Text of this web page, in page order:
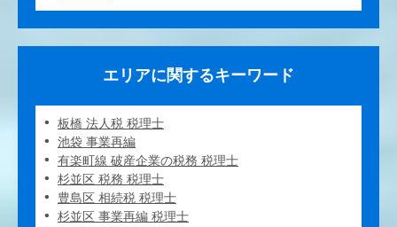
エリアに関するキーワード
板橋 法人税 税理士
池袋 事業再編
有楽町線 破産企業の税務 税理士
杉並区 税務 税理士
豊島区 相続税 税理士
杉並区 事業再編 税理士